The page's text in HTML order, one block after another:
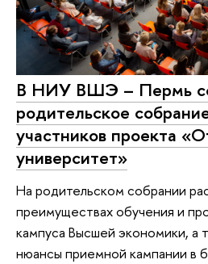
В НИУ ВШЭ – Пермь
родительское
участников проекта
университет»
На родительском собрании
преимуществах обучения и
кампуса Высшей экономики, а
нюансы приемной кампании в